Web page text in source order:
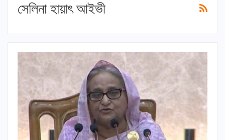
সেলিনা হায়াৎ আইভী